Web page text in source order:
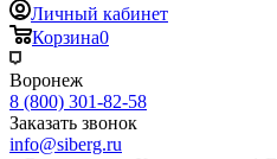
Личный кабинет
Корзина0
Воронеж
8 (800) 301-82-58
Заказать звонок
info@siberg.ru